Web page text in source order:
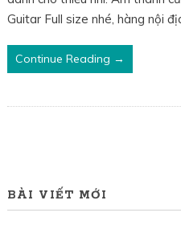
Guitar Full size nhé, hàng nội
Continue Reading →
BÀI VIẾT MỚI